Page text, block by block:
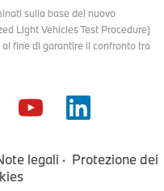
sulla base del nuovo
Light Vehicles Test Procedure)
fine di garantire il confronto tra
legali
Protezione dei